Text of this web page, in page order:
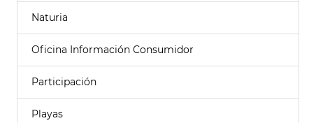
Naturia
Oficina Información Consumidor
Participación
Playas